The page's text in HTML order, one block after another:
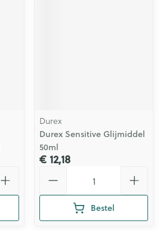
Durex
Durex Sensitive Glijmiddel
50ml
€ 12,18
Bestel